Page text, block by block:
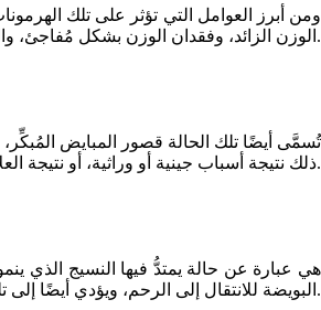
الوزن الزائد، وفقدان الوزن بشكل مُفاجئ، والعصبية والتوتر الزائد، وتؤدي إلى اضطراب الإباضة ودورة الطمث عند المرأة.
تُسمَّى أيضًا تلك الحالة قصور المبايض
ذلك نتيجة أسباب جينية أو وراثية، أو نتيجة العلاج الكيماوي.
هي عبارة عن حالة يمتدُّ فيها النسيج الذي
البويضة للانتقال إلى الرحم، ويؤدي أيضًا إلى تلف الحيوان المنوي.